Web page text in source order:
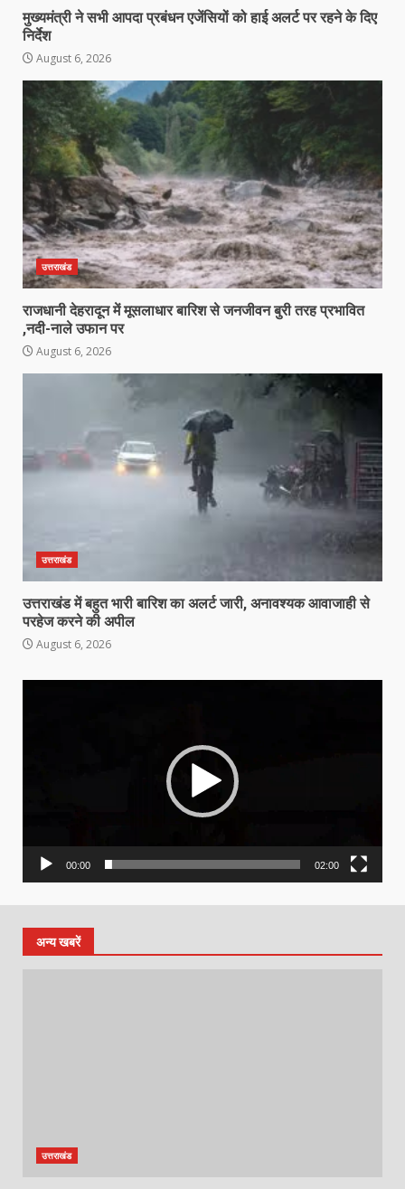
मुख्यमंत्री ने सभी आपदा प्रबंधन एजेंसियों को हाई अलर्ट पर रहने के दिए
निर्देश
August 6, 2026
उत्तराखंड
राजधानी देहरादून में मूसलाधार बारिश से जनजीवन बुरी तरह प्रभावित
,नदी-नाले उफान पर
August 6, 2026
उत्तराखंड
उत्तराखंड में बहुत भारी बारिश का अलर्ट जारी, अनावश्यक आवाजाही से
परहेज करने की अपील
August 6, 2026
00:00 02:00
अन्य खबरें
उत्तराखंड